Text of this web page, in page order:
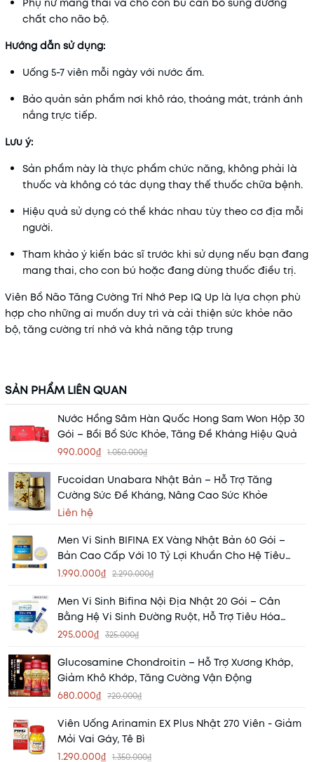
Phụ nữ mang thai và cho con bú cần bổ sung dưỡng
chất cho não bộ.
Hướng dẫn sử dụng:
Uống 5-7 viên mỗi ngày với nước ấm.
Bảo quản sản phẩm nơi khô ráo, thoáng mát, tránh ánh
nắng trực tiếp.
Lưu ý:
Sản phẩm này là thực phẩm chức năng, không phải là
thuốc và không có tác dụng thay thế thuốc chữa bệnh.
Hiệu quả sử dụng có thể khác nhau tùy theo cơ địa mỗi
người.
Tham khảo ý kiến bác sĩ trước khi sử dụng nếu bạn đang
mang thai, cho con bú hoặc đang dùng thuốc điều trị.
Viên Bổ Não Tăng Cường Trí Nhớ Pep IQ Up là lựa chọn phù
hợp cho những ai muốn duy trì và cải thiện sức khỏe não
bộ, tăng cường trí nhớ và khả năng tập trung
SẢN PHẨM LIÊN QUAN
Nước Hồng Sâm Hàn Quốc Hong Sam Won Hộp 30
Gói – Bồi Bổ Sức Khỏe, Tăng Đề Kháng Hiệu Quả
990.000₫ 1.050.000₫
Fucoidan Unabara Nhật Bản – Hỗ Trợ Tăng
Cường Sức Đề Kháng, Nâng Cao Sức Khỏe
Liên hệ
Men Vi Sinh BIFINA EX Vàng Nhật Bản 60 Gói –
Bản Cao Cấp Với 10 Tỷ Lợi Khuẩn Cho Hệ Tiêu
Hóa Khỏe Mạnh
1.990.000₫ 2.290.000₫
Men Vi Sinh Bifina Nội Địa Nhật 20 Gói – Cân
Bằng Hệ Vi Sinh Đường Ruột, Hỗ Trợ Tiêu Hóa
Khỏe Mạnh
295.000₫ 325.000₫
Glucosamine Chondroitin – Hỗ Trợ Xương Khớp,
Giảm Khô Khớp, Tăng Cường Vận Động
680.000₫ 720.000₫
Viên Uống Arinamin EX Plus Nhật 270 Viên - Giảm
Mỏi Vai Gáy, Tê Bì
1.290.000₫ 1.350.000₫